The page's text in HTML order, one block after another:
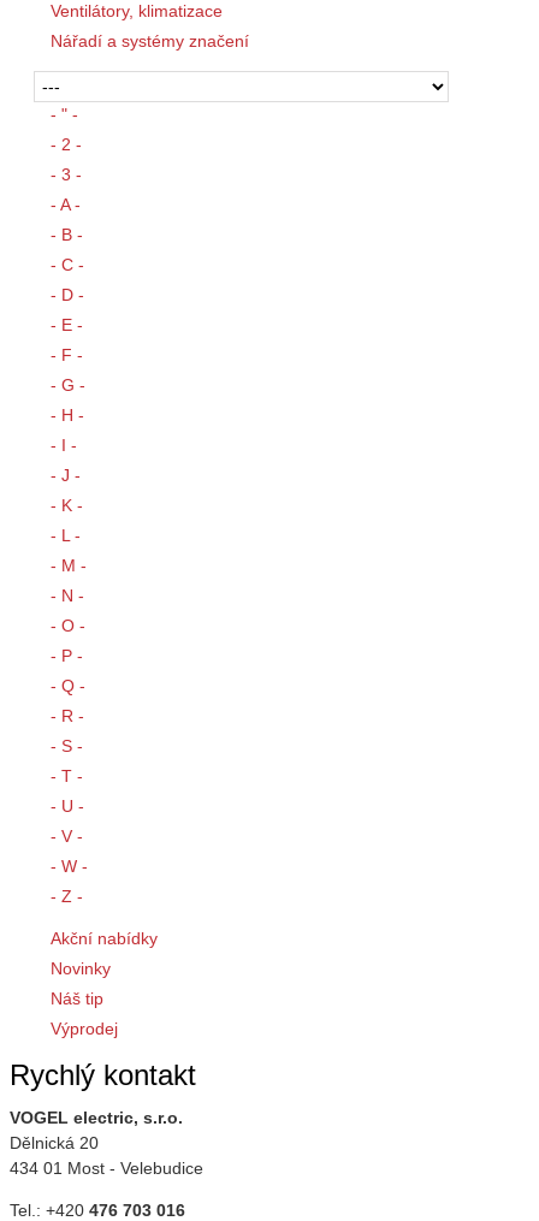
Ventilátory, klimatizace
Nářadí a systémy značení
- " -
- 2 -
- 3 -
- A -
- B -
- C -
- D -
- E -
- F -
- G -
- H -
- I -
- J -
- K -
- L -
- M -
- N -
- O -
- P -
- Q -
- R -
- S -
- T -
- U -
- V -
- W -
- Z -
Akční nabídky
Novinky
Náš tip
Výprodej
Rychlý kontakt
VOGEL electric, s.r.o.
Dělnická 20
434 01 Most - Velebudice
Tel.: +420 476 703 016